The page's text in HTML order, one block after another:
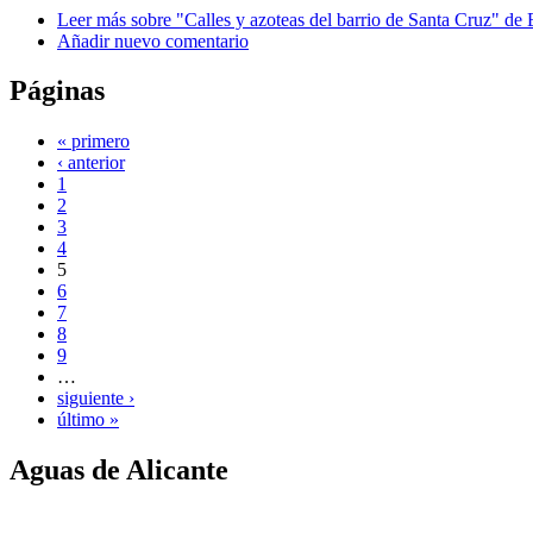
Leer más sobre "Calles y azoteas del barrio de Santa Cruz" de
Añadir nuevo comentario
Páginas
« primero
‹ anterior
1
2
3
4
5
6
7
8
9
…
siguiente ›
último »
Aguas de Alicante